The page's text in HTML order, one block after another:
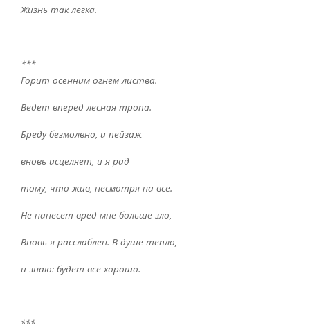
Жизнь так легка.
***
Горит осенним огнем листва.
Ведет вперед лесная тропа.
Бреду безмолвно, и пейзаж
вновь исцеляет, и я рад
тому, что жив, несмотря на все.
Не нанесет вред мне больше зло,
Вновь я расслаблен. В душе тепло,
и знаю: будет все хорошо.
***